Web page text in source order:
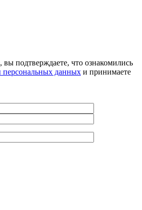
подтверждаете, что ознакомились
персональных данных и принимаете